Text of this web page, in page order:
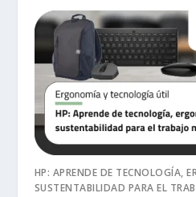
HP: APRENDE DE TECNOLOGÍA,
SUSTENTABILIDAD PARA EL